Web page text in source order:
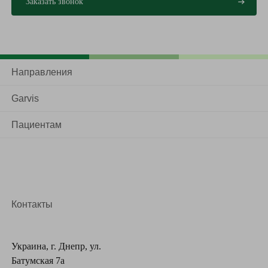
выводят через нос.
Чрезкожное чрезпочечное. некоторые
желчных протоков при онкологии. Трубка
специальная трубка, содержащая
блокированный участок ткани в открытом
Направления
Garvis
Пациентам
Контакты
Украина, г. Днепр, ул.
Батумская 7а